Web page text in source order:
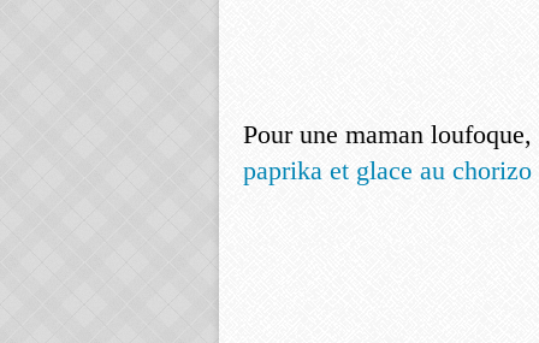
Pour une maman loufoque,
paprika et glace au chorizo